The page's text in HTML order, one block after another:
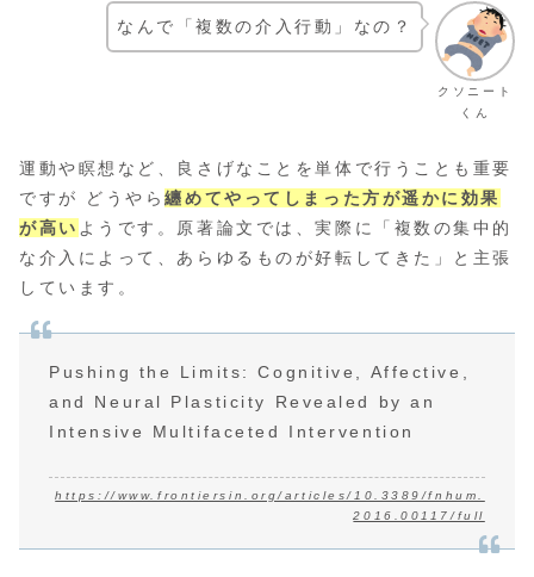
クソニート
くん
なんで「複数の介入行動」なの？
運動や瞑想など、良さげなことを単体で行うことも重要
ですが どうやら纏めてやってしまった方が遥かに効果
が高い ようです。原著論文では、実際に「複数の集中的
な介入によって、あらゆるものが好転してきた」と主張
しています。
Pushing the Limits: Cognitive, Affective,
and Neural Plasticity Revealed by an
Intensive Multifaceted Intervention
https://www.frontiersin.org/articles/10.3389/fnhum.
2016.00117/full